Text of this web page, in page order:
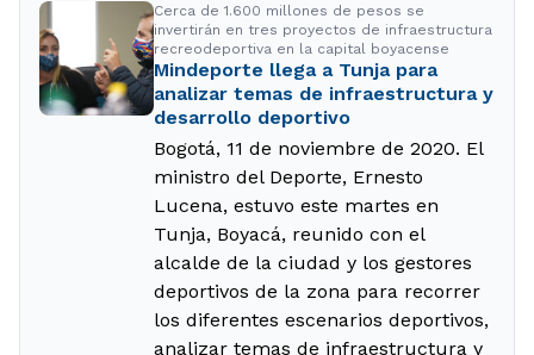
Cerca de 1.600 millones de pesos se
invertirán en tres proyectos de infraestructura
recreodeportiva en la capital boyacense
Mindeporte llega a Tunja para
analizar temas de infraestructura y
desarrollo deportivo
Bogotá, 11 de noviembre de 2020. El
ministro del Deporte, Ernesto
Lucena, estuvo este martes en
Tunja, Boyacá, reunido con el
alcalde de la ciudad y los gestores
deportivos de la zona para recorrer
los diferentes escenarios deportivos,
analizar temas de infraestructura y